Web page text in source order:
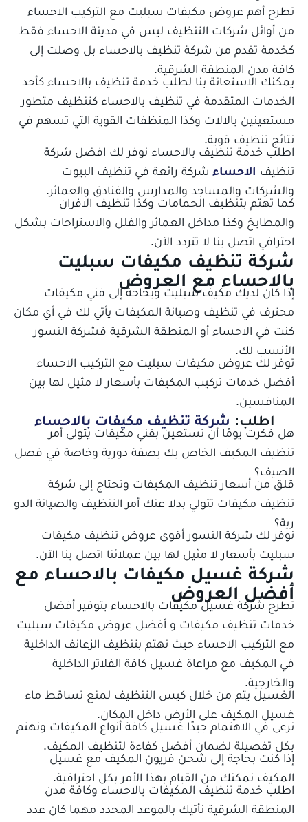
تطرح أهم عروض مكيفات سبليت مع التركيب الاحساء
من أوائل شركات التنظيف ليس في مدينة الاحساء فقط
كخدمة تقدم من شركة تنظيف بالاحساء بل وصلت إلى
كافة مدن المنطقة الشرقية.
يمكنك الاستعانة بنا لطلب خدمة تنظيف بالاحساء كأحد
الخدمات المتقدمة في تنظيف بالاحساء كتنظيف متطور
مستعينين بالالات وكذا المنظفات القوية التي تسهم في
نتائج تنظيف قوية.
اطلب خدمة تنظيف بالاحساء نوفر لك افضل شركة
تنظيف الاحساء شركة رائعة في تنظيف البيوت
والشركات والمساجد والمدارس والفنادق والعمائر.
كما تهتم بتنظيف الحمامات وكذا تنظيف الافران
والمطابخ وكذا مداخل العمائر والفلل والاستراحات بشكل
احترافي اتصل بنا لا تتردد الآن.
شركة تنظيف مكيفات سبليت
بالاحساء مع العروض
إذا كان لديك مكيف سبليت وبحاجة إلى فني مكيفات
محترف في تنظيف وصيانة المكيفات يأتي لك في أي مكان
كنت في الاحساء أو المنطقة الشرقية فشركة النسور
الأنسب لك.
توفر لك عروض مكيفات سبليت مع التركيب الاحساء
أفضل خدمات تركيب المكيفات بأسعار لا مثيل لها بين
المنافسين.
اطلب: شركة تنظيف مكيفات بالاحساء
هل فكرت يومًا أن تستعين بفني مكيفات يتولى أمر
تنظيف المكيف الخاص بك بصفة دورية وخاصة في فصل
الصيف؟
قلق من أسعار تنظيف المكيفات وتحتاج إلى شركة
تنظيف مكيفات تتولي بدلا عنك أمر التنظيف والصيانة الدو
رية؟
نوفر لك شركة النسور أقوى عروض تنظيف مكيفات
سبليت بأسعار لا مثيل لها بين عملائنا اتصل بنا الآن.
شركة غسيل مكيفات بالاحساء مع
أفضل العروض
تطرح شركة غسيل مكيفات بالاحساء بتوفير أفضل
خدمات تنظيف مكيفات و أفضل عروض مكيفات سبليت
مع التركيب الاحساء حيث نهتم بتنظيف الزعانف الداخلية
في المكيف مع مراعاة غسيل كافة الفلاتر الداخلية
والخارجية.
الغسيل يتم من خلال كيس التنظيف لمنع تساقط ماء
غسيل المكيف على الأرض داخل المكان.
نرعى في الاهتمام جيدًا غسيل كافة أنواع المكيفات ونهتم
بكل تفصيلة لضمان أفضل كفاءة لتنظيف المكيف.
إذا كنت بحاجة إلى شحن فريون المكيف مع غسيل
المكيف نمكنك من القيام بهذا الأمر بكل احترافية.
اطلب خدمة تنظيف المكيفات بالاحساء وكافة مدن
المنطقة الشرقية نأتيك بالموعد المحدد مهما كان عدد